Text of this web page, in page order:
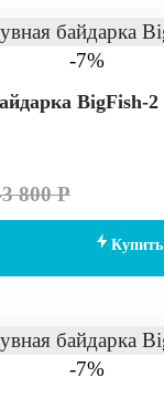
-7%
BigFish-2
800 Р
Купить
-7%